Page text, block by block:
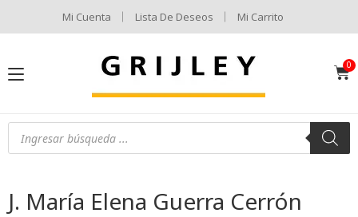
Mi Cuenta Lista De Deseos Mi Carrito
J. María Elena Guerra Cerrón